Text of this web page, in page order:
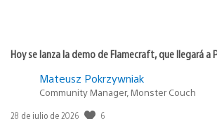
Hoy se lanza la demo de Flamecraft, que llegará a
Mateusz Pokrzywniak
Community Manager, Monster Couch
Fecha
28 de julio de 2026 6